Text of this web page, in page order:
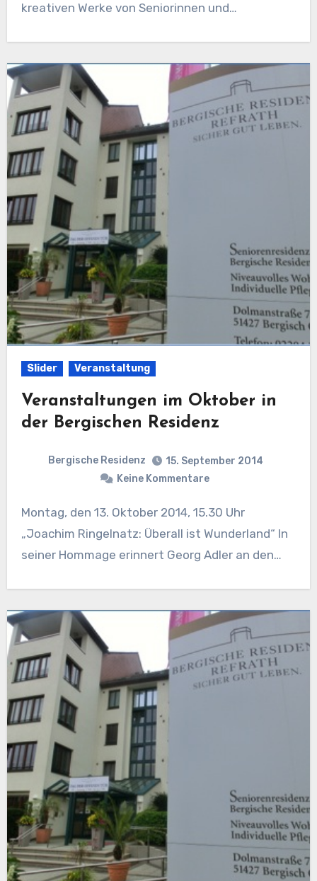
kreativen Werke von Seniorinnen und…
Slider Veranstaltung
Veranstaltungen im Oktober in
der Bergischen Residenz
Bergische Residenz
15. September 2014
Keine Kommentare
Montag, den 13. Oktober 2014, 15.30 Uhr
„Joachim Ringelnatz: Überall ist Wunderland“ In
seiner Hommage erinnert Georg Adler an den…